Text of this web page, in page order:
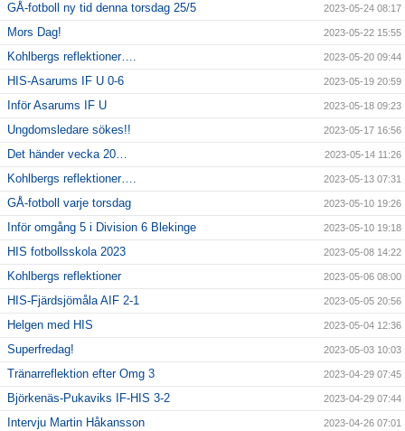
GÅ-fotboll ny tid denna torsdag 25/5 2023-05-24 08:17
Mors Dag! 2023-05-22 15:55
Kohlbergs reflektioner…. 2023-05-20 09:44
HIS-Asarums IF U 0-6 2023-05-19 20:59
Inför Asarums IF U 2023-05-18 09:23
Ungdomsledare sökes!! 2023-05-17 16:56
Det händer vecka 20… 2023-05-14 11:26
Kohlbergs reflektioner…. 2023-05-13 07:31
GÅ-fotboll varje torsdag 2023-05-10 19:26
Inför omgång 5 i Division 6 Blekinge 2023-05-10 19:18
HIS fotbollsskola 2023 2023-05-08 14:22
Kohlbergs reflektioner 2023-05-06 08:00
HIS-Fjärdsjömåla AIF 2-1 2023-05-05 20:56
Helgen med HIS 2023-05-04 12:36
Superfredag! 2023-05-03 10:03
Tränarreflektion efter Omg 3 2023-04-29 07:45
Björkenäs-Pukaviks IF-HIS 3-2 2023-04-29 07:44
Intervju Martin Håkansson 2023-04-26 07:01